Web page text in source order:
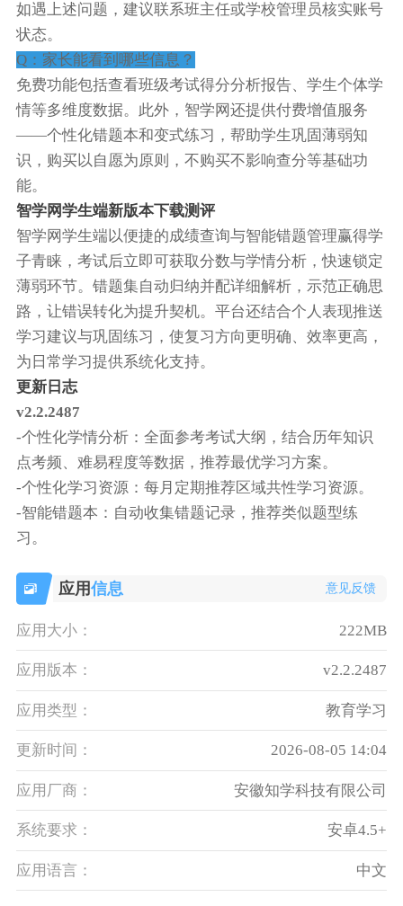
如遇上述问题，建议联系班主任或学校管理员核实账号
状态。
Q：家长能看到哪些信息？
免费功能包括查看班级考试得分分析报告、学生个体学
情等多维度数据。此外，智学网还提供付费增值服务
——个性化错题本和变式练习，帮助学生巩固薄弱知
识，购买以自愿为原则，不购买不影响查分等基础功
能。
智学网学生端新版本下载测评
智学网学生端以便捷的成绩查询与智能错题管理赢得学
子青睐，考试后立即可获取分数与学情分析，快速锁定
薄弱环节。错题集自动归纳并配详细解析，示范正确思
路，让错误转化为提升契机。平台还结合个人表现推送
学习建议与巩固练习，使复习方向更明确、效率更高，
为日常学习提供系统化支持。
更新日志
v2.2.2487
-个性化学情分析：全面参考考试大纲，结合历年知识
点考频、难易程度等数据，推荐最优学习方案。
-个性化学习资源：每月定期推荐区域共性学习资源。
-智能错题本：自动收集错题记录，推荐类似题型练
习。
应用信息 意见反馈
应用大小： 222MB
应用版本： v2.2.2487
应用类型： 教育学习
更新时间： 2026-08-05 14:04
应用厂商： 安徽知学科技有限公司
系统要求： 安卓4.5+
应用语言： 中文